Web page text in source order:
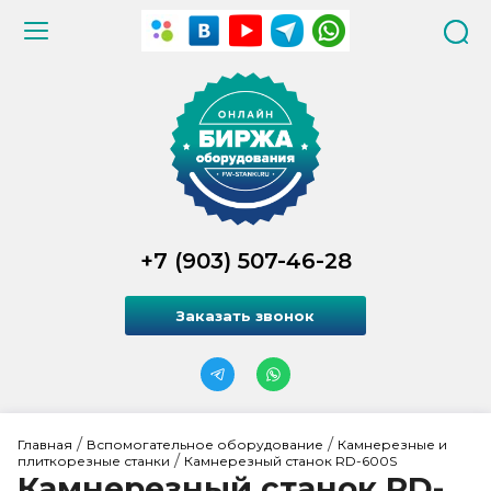
+7 (903) 507-46-28
Заказать звонок
Главная / Вспомогательное оборудование / Камнерезные и
плиткорезные станки / Камнерезный станок RD-600S